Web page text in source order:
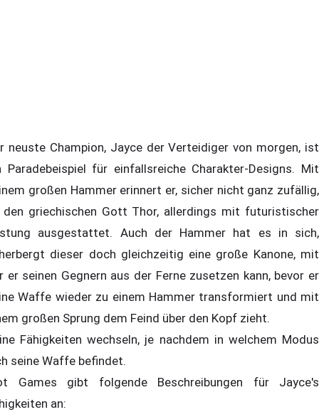
neuste Champion, Jayce der Verteidiger von morgen, ist
Paradebeispiel für einfallsreiche Charakter-Designs. Mit
großen Hammer erinnert er, sicher nicht ganz zufällig,
den griechischen Gott Thor, allerdings mit futuristischer
ausgestattet. Auch der Hammer hat es in sich,
dieser doch gleichzeitig eine große Kanone, mit
er seinen Gegnern aus der Ferne zusetzen kann, bevor er
Waffe wieder zu einem Hammer transformiert und mit
großen Sprung dem Feind über den Kopf zieht.
Fähigkeiten wechseln, je nachdem in welchem Modus
seine Waffe befindet.
Games gibt folgende Beschreibungen für Jayce's
an: